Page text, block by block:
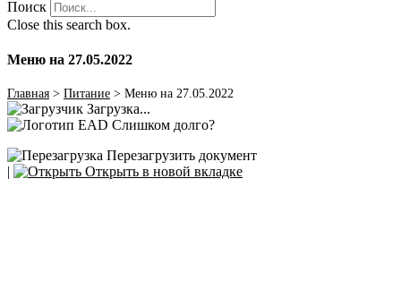
Поиск
Close this search box.
Меню на 27.05.2022
Главная > Питание > Меню на 27.05.2022
Загрузка...
Слишком долго?
Перезагрузить документ
|
Открыть в новой вкладке